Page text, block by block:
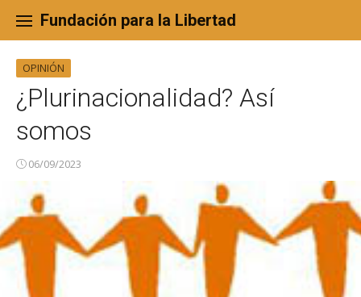
content
Fundación para la Libertad
OPINIÓN
¿Plurinacionalidad? Así
somos
06/09/2023